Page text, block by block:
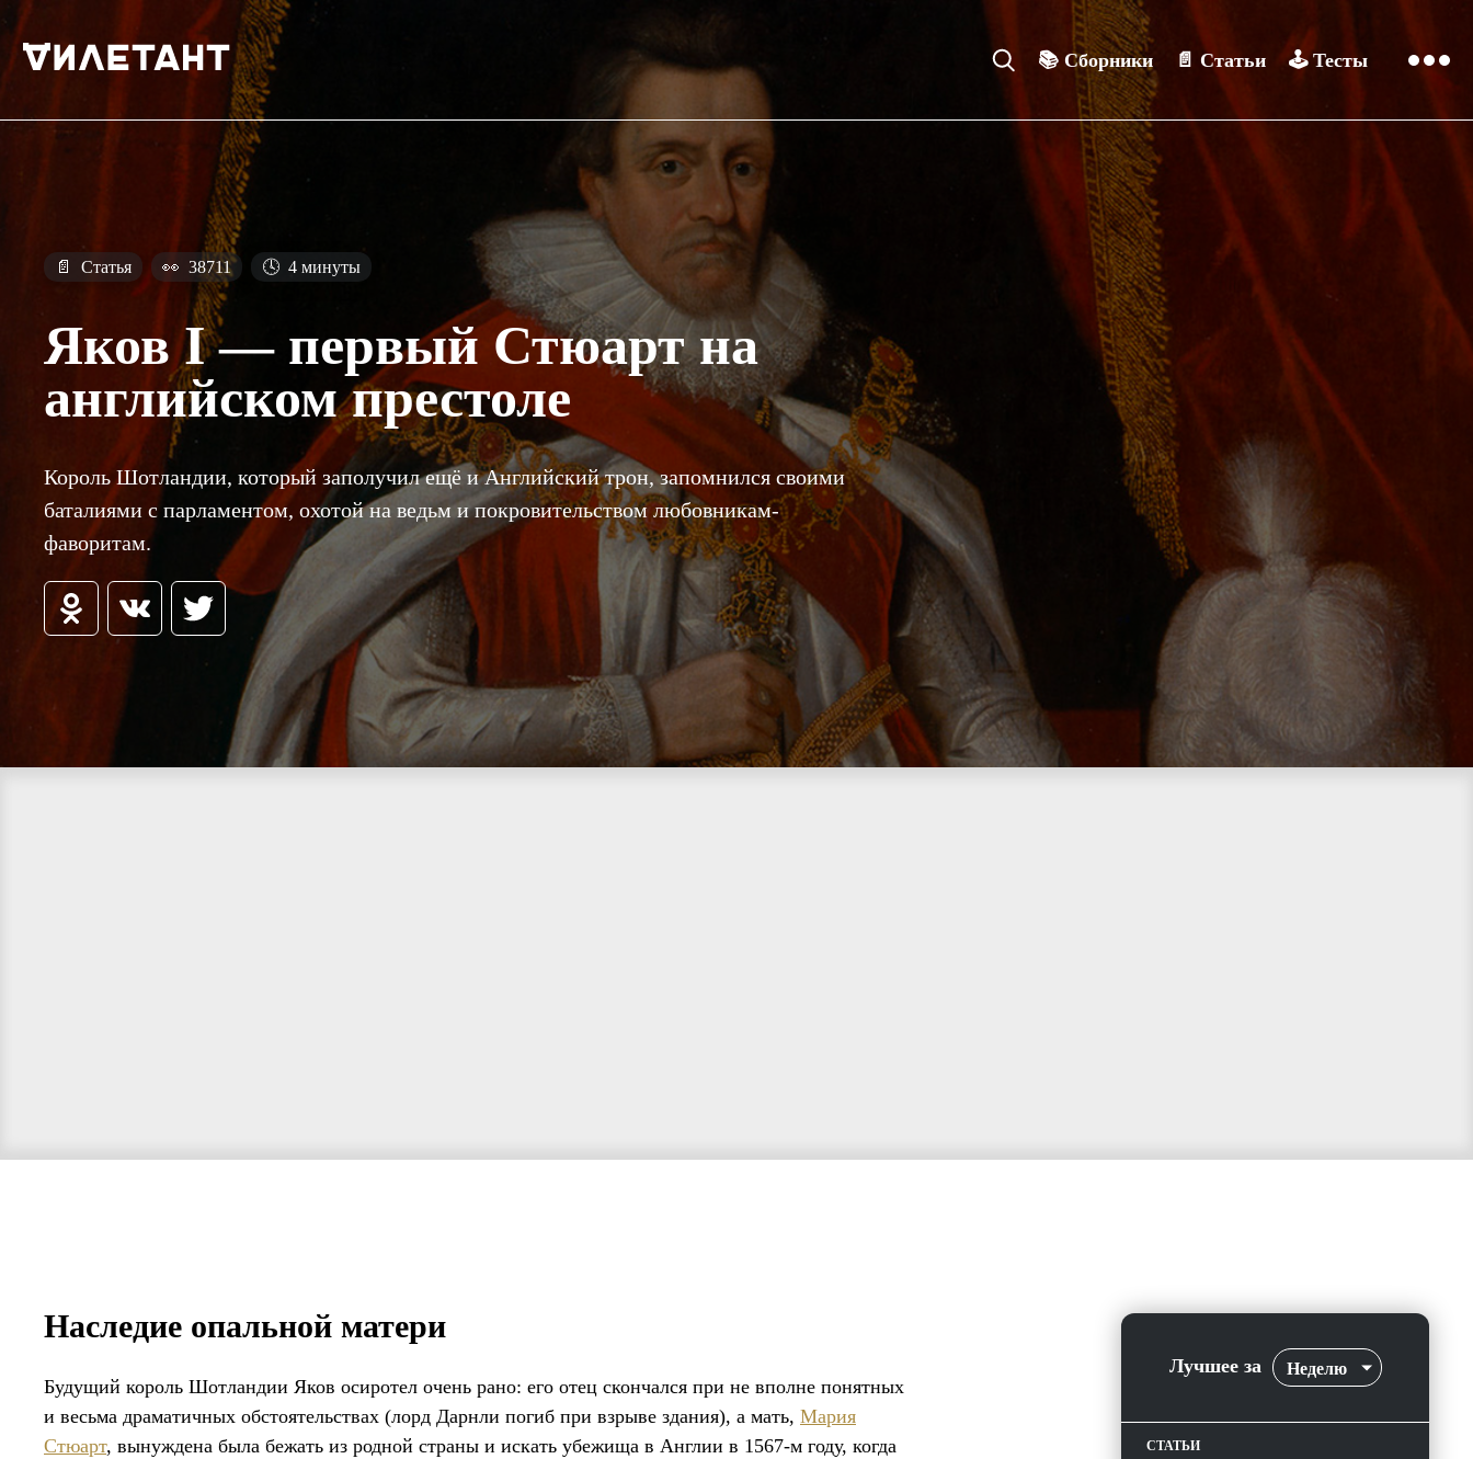
📚 Сборники 📄 Статьи 🕹️Тесты
📄 Статья 👀 38711 🕓 4 минуты
Яков I — первый Стюарт на
английском престоле
Король Шотландии, который заполучил ещё и Английский трон, запомнился своими
баталиями с парламентом, охотой на ведьм и покровительством любовникам-
фаворитам.
Наследие опальной матери
Будущий король Шотландии Яков осиротел очень рано: его отец скончался при не вполне понятных
и весьма драматичных обстоятельствах (лорд Дарнли погиб при взрыве здания), а мать, Мария
Стюарт, вынуждена была бежать из родной страны и искать убежища в Англии в 1567-м году, когда
Лучшее за Неделю
СТАТЬИ